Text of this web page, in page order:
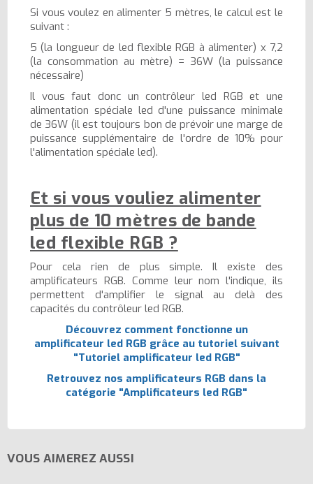
Si vous voulez en alimenter 5 mètres, le calcul est le
suivant :
5 (la longueur de led flexible RGB à alimenter) x 7,2
(la consommation au mètre) = 36W (la puissance
nécessaire)
Il vous faut donc un contrôleur led RGB et une
alimentation spéciale led d'une puissance minimale
de 36W (il est toujours bon de prévoir une marge de
puissance supplémentaire de l'ordre de 10% pour
l'alimentation spéciale led).
Et si vous vouliez alimenter
plus de 10 mètres de bande
led flexible RGB ?
Pour cela rien de plus simple. Il existe des
amplificateurs RGB. Comme leur nom l'indique, ils
permettent d'amplifier le signal au delà des
capacités du contrôleur led RGB.
Découvrez comment fonctionne un
amplificateur led RGB grâce au tutoriel suivant
"Tutoriel amplificateur led RGB"
Retrouvez nos amplificateurs RGB dans la
catégorie "Amplificateurs led RGB"
VOUS AIMEREZ AUSSI